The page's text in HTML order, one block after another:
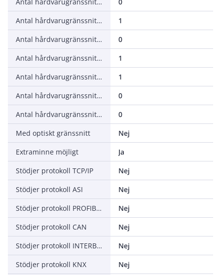
Antal hårdvarugränssnitt RS-232
1
Antal hårdvarugränssnitt RS-422
0
Antal hårdvarugränssnitt RS485
1
Antal hårdvarugränssnitt USB
1
Antal hårdvarugränssnitt parallellt
0
Antal hårdvarugränssnitt övrigt
0
Med optiskt gränssnitt
Nej
Extraminne möjligt
Ja
Stödjer protokoll TCP/IP
Nej
Stödjer protokoll ASI
Nej
Stödjer protokoll PROFIBUS
Nej
Stödjer protokoll CAN
Nej
Stödjer protokoll INTERBUS
Nej
Stödjer protokoll KNX
Nej